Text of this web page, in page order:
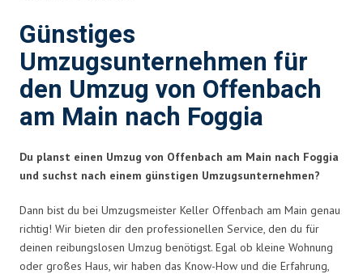
Günstiges
Umzugsunternehmen für
den Umzug von Offenbach
am Main nach Foggia
Du planst einen Umzug von Offenbach am Main nach Foggia
und suchst nach einem günstigen Umzugsunternehmen?
Dann bist du bei Umzugsmeister Keller Offenbach am Main genau
richtig! Wir bieten dir den professionellen Service, den du für
deinen reibungslosen Umzug benötigst. Egal ob kleine Wohnung
oder großes Haus, wir haben das Know-How und die Erfahrung,